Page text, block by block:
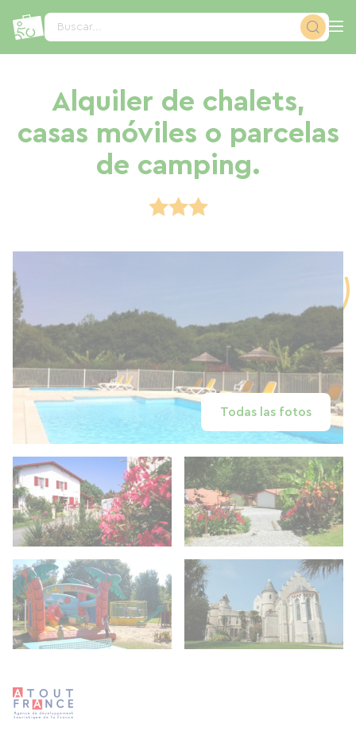
Buscar...
Alquiler de chalets,
casas móviles o parcelas
de camping.
Todas las fotos
Panel de gestión de cookies